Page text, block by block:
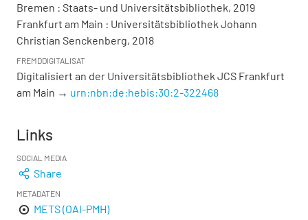
Bremen : Staats- und Universitätsbibliothek, 2019
Frankfurt am Main : Universitätsbibliothek Johann
Christian Senckenberg, 2018
FREMDDIGITALISAT
Digitalisiert an der Universitätsbibliothek JCS Frankfurt
am Main → urn:nbn:de:hebis:30:2-322468
Links
SOCIAL MEDIA
Share
METADATEN
METS (OAI-PMH)